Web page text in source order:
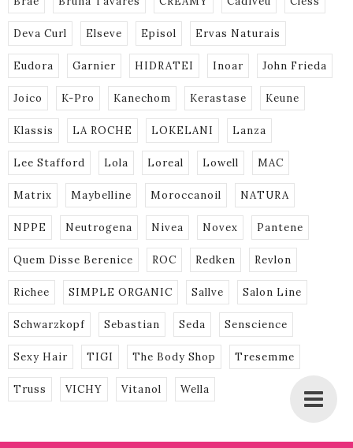
Deva Curl Elseve Episol Ervas Naturais
Eudora Garnier HIDRATEI Inoar John Frieda
Joico K-Pro Kanechom Kerastase Keune
Klassis LA ROCHE LOKELANI Lanza
Lee Stafford Lola Loreal Lowell MAC
Matrix Maybelline Moroccanoil NATURA
NPPE Neutrogena Nivea Novex Pantene
Quem Disse Berenice ROC Redken Revlon
Richee SIMPLE ORGANIC Sallve Salon Line
Schwarzkopf Sebastian Seda Senscience
Sexy Hair TIGI The Body Shop Tresemme
Truss VICHY Vitanol Wella